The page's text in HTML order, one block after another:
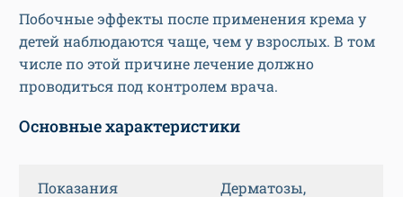
Побочные эффекты после применения крема у
детей наблюдаются чаще, чем у взрослых. В том
числе по этой причине лечение должно
проводиться под контролем врача.
Основные характеристики
Показания Дерматозы,